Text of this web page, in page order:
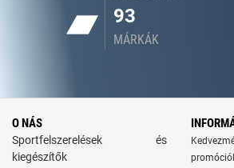
93
MÁRKÁK
O NÁS
Sportfelszerelések és
kiegészítők